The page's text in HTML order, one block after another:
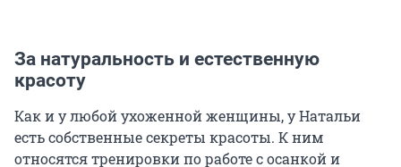
За натуральность и естественную
красоту
Как и у любой ухоженной женщины, у Натальи
есть собственные секреты красоты. К ним
относятся тренировки по работе с осанкой и